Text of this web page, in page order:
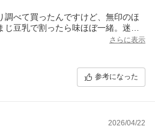
調べて買ったんですけど、無印のほ
豆乳で割ったら味ほぼ一緒。迷っ
でもやっぱソイの独特な風味みたい
粉の奥の方に入ってて最初入ってな
したら出てきました笑
さらに表示
参考になった
2026/04/22